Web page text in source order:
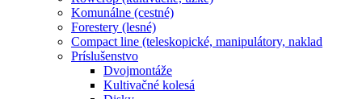
Komunálne (cestné)
Forestery (lesné)
Compact line (teleskopické, manipulátory, naklad
Príslušenstvo
Dvojmontáže
Kultivačné kolesá